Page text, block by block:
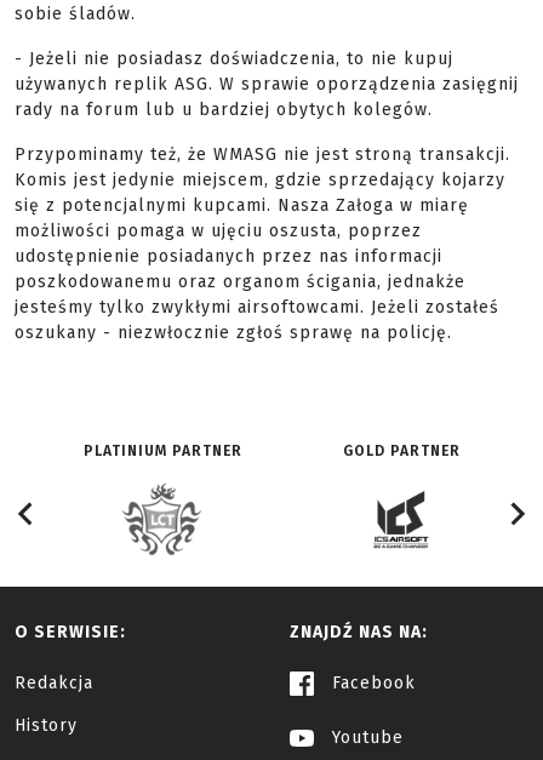
sobie śladów.
- Jeżeli nie posiadasz doświadczenia, to nie kupuj
używanych replik ASG. W sprawie oporządzenia zasięgnij
rady na forum lub u bardziej obytych kolegów.
Przypominamy też, że WMASG nie jest stroną transakcji.
Komis jest jedynie miejscem, gdzie sprzedający kojarzy
się z potencjalnymi kupcami. Nasza Załoga w miarę
możliwości pomaga w ujęciu oszusta, poprzez
udostępnienie posiadanych przez nas informacji
poszkodowanemu oraz organom ścigania, jednakże
jesteśmy tylko zwykłymi airsoftowcami. Jeżeli zostałeś
oszukany - niezwłocznie zgłoś sprawę na policję.
PLATINIUM PARTNER GOLD PARTNER
O SERWISIE:
Redakcja
History
ZNAJDŹ NAS NA:
Facebook
Youtube